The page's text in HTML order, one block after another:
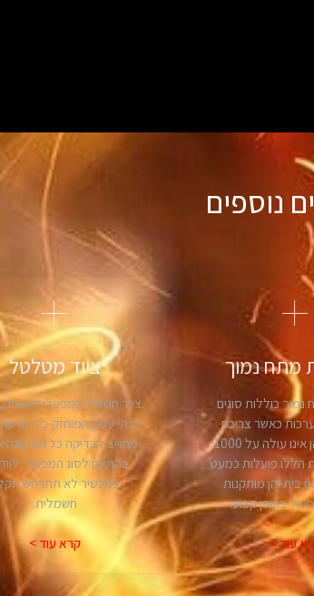
נוספים
מתח נמוך
כוללות סוגים
כאשר צריכת
החשמל שלהן אינו עולה על 1000
הללו פועלות כמעט
בית והן מותקנות
באופן קבוע.
עוד >
ציוד מטלטל
ציוד חשמלי במפעלי תעשייה,
ובתי עסק המוחזק ביד או
מחוייב לבדיקה כל חצי שנה
בהתאם לסוג המכשיר.
במכשיר לא תתרחש
חשמלית.
קרא עוד >